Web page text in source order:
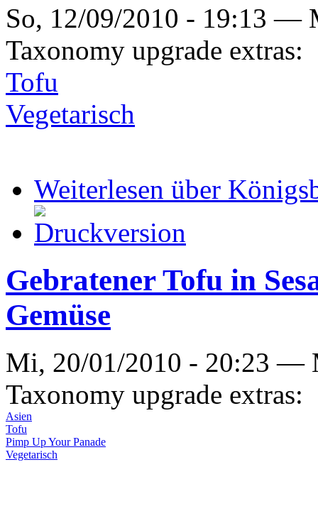
So, 12/09/2010 - 19:13 —
Taxonomy upgrade extras:
Tofu
Vegetarisch
Weiterlesen über
Gebratener Tofu in
Gemüse
Mi, 20/01/2010 - 20:23 —
Taxonomy upgrade extras:
Asien
Tofu
Pimp Up Your Panade
Vegetarisch